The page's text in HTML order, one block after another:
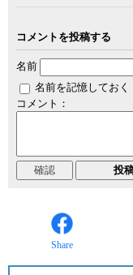
コメントを投稿する
名前
名前を記憶しておく
コメント：
Share